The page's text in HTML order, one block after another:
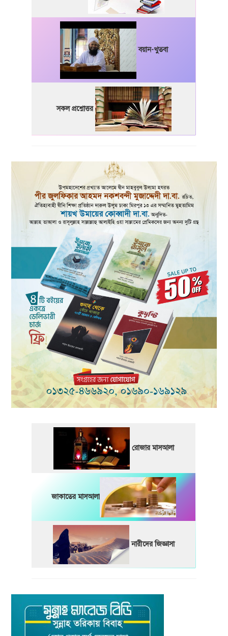
বয়ান-খুতবা
সকল প্রশ্নোত্তর
রোজার মাসআলা
জাকাতের মাসআলা
নারীদের জিজ্ঞাসা